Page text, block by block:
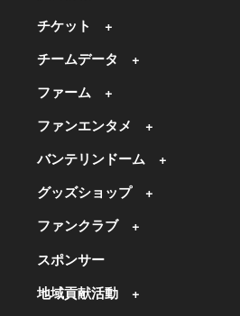
チケット
チームデータ
ファーム
ファンエンタメ
バンテリンドーム
グッズショップ
ファンクラブ
スポンサー
地域貢献活動